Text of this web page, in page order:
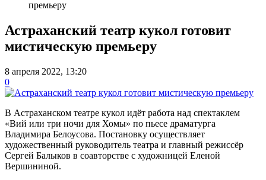
премьеру
Астраханский театр кукол готовит
мистическую премьеру
8 апреля 2022, 13:20
0
В Астраханском театре кукол идёт работа над спектаклем
«Вий или три ночи для Хомы» по пьесе драматурга
Владимира Белоусова. Постановку осуществляет
художественный руководитель театра и главный режиссёр
Сергей Балыков в соавторстве с художницей Еленой
Вершининой.